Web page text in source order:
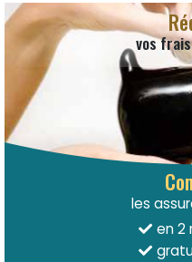
vos
les
en 2